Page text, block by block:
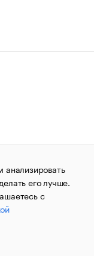
прав
Сообщения
надзору в сфере
номером ИА
Отдельные
анализировать
его лучше.
с